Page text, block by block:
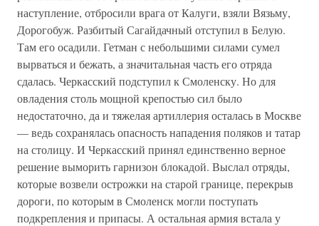
наступление, отбросили врага от Калуги, взяли Вязьму,
Дорогобуж. Разбитый Сагайдачный отступил в Белую.
Там его осадили. Гетман с небольшими силами сумел
вырваться и бежать, а значитальная часть его отряда
сдалась. Черкасский подступил к Смоленску. Но для
овладения столь мощной крепостью сил было
недостаточно, да и тяжелая артиллерия осталась в Москве
— ведь сохранялась опасность нападения поляков и татар
на столицу. И Черкасский принял единственно верное
решение выморить гарнизон блокадой. Выслал отряды,
которые возвели острожки на старой границе, перекрыв
дороги, по которым в Смоленск могли поступать
подкрепления и припасы. А остальная армия встала у